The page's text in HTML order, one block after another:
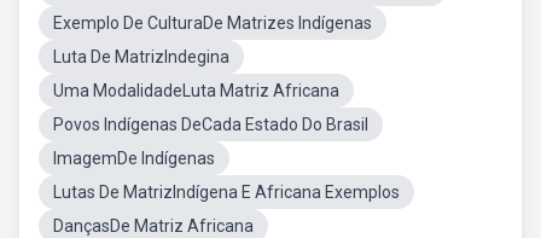
Exemplo De CulturaDe Matrizes Indígenas
Luta De MatrizIndegina
Uma ModalidadeLuta Matriz Africana
Povos Indígenas DeCada Estado Do Brasil
ImagemDe Indígenas
Lutas De MatrizIndígena E Africana Exemplos
DançasDe Matriz Africana